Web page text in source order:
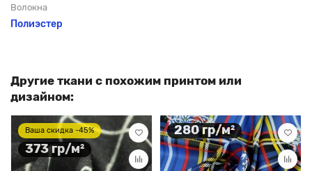
Волокна
Полиэстер
Другие ткани с похожим принтом или
дизайном:
Ваша скидка -45%
373 гр/м²
280 гр/м²